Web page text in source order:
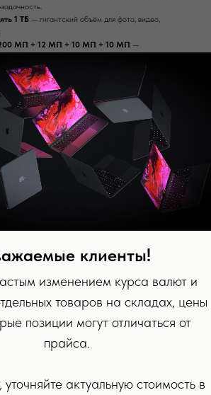
1 ТБ — гигантский объём для фото, видео,
МП + 12 МП + 10 МП + 10 МП —
12 МП— качественные селфи и видеозвонки.
мА·ч с быстрой зарядкой
— уверенная
день.
корпус— премиальный дизайн и удобство
безопасности— сканер отпечатка пальца под
данных.
клиенты!
изменением курса валют и
товаров на складах, цены
позиции могут отличаться от
прайса.
актуальную стоимость в